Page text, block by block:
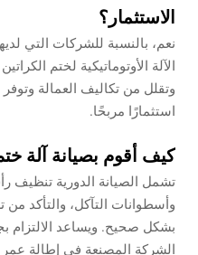
الاستثمار؟
نعم، بالنسبة للشركات التي
الآلة الأوتوماتيكية لختم
وتقلل من تكاليف العمالة
استثمارًا مربحًا.
كيف أقوم بصيانة آلة
تشمل الصيانة الدورية تنظيف
وأسطوانات التآكل، والتأكد
بشكل صحيح. ويساعد الالتزام
الشركة المصنعة في إطالة عمر